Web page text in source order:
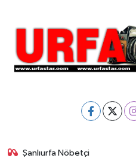
Şanlıurfa Nöbetçi